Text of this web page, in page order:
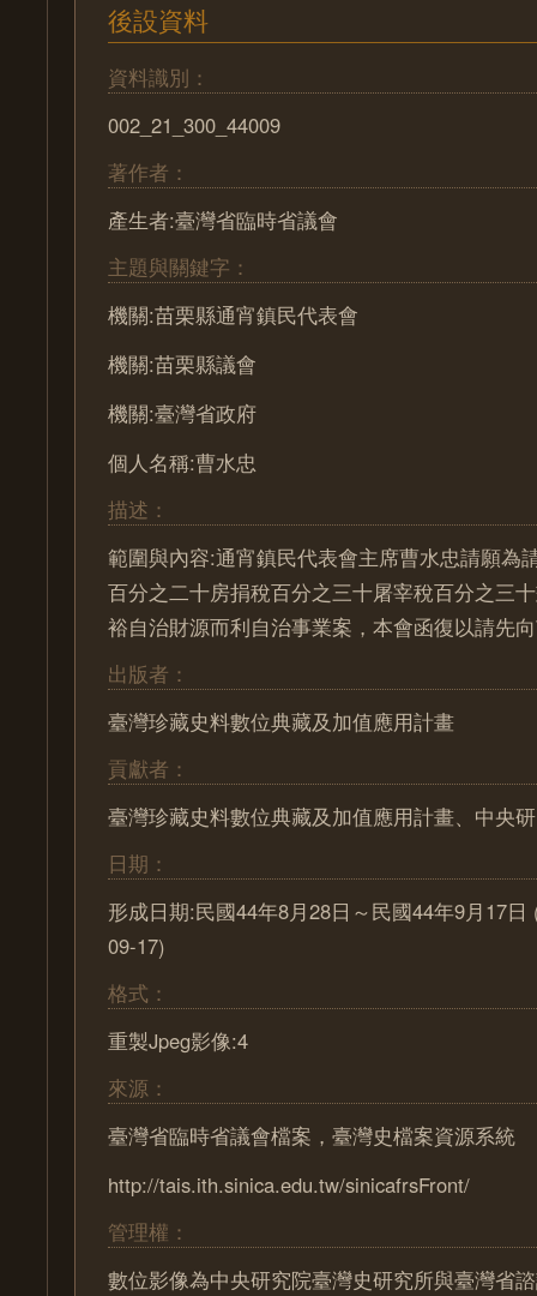
後設資料
資料識別：
002_21_300_44009
著作者：
產生者:臺灣省臨時省議會
主題與關鍵字：
機關:苗栗縣通宵鎮民代表會
機關:苗栗縣議會
機關:臺灣省政府
個人名稱:曹水忠
描述：
範圍與內容:通宵鎮民代表會主席曹水忠請願為
百分之二十房捐稅百分之三十屠宰稅百分之三
裕自治財源而利自治事業案，本會函復以請先
出版者：
臺灣珍藏史料數位典藏及加值應用計畫
貢獻者：
臺灣珍藏史料數位典藏及加值應用計畫、中央
日期：
形成日期:民國44年8月28日～民國44年9月17日
09-17)
格式：
重製Jpeg影像:4
來源：
臺灣省臨時省議會檔案，臺灣史檔案資源系統
http://tais.ith.sinica.edu.tw/sinicafrsFront/
管理權：
數位影像為中央研究院臺灣史研究所與臺灣省